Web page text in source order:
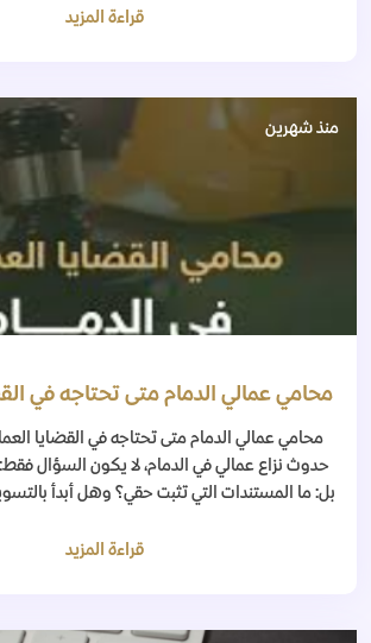
قراءة المزيد
منذ شهرين
محامي عمالي الدمام متى تحتاجه في
حدوث نزاع عمالي في الدمام، لا يكون السؤال
بل: ما المستندات التي تثبت حقي؟ وهل أبدأ
قراءة المزيد